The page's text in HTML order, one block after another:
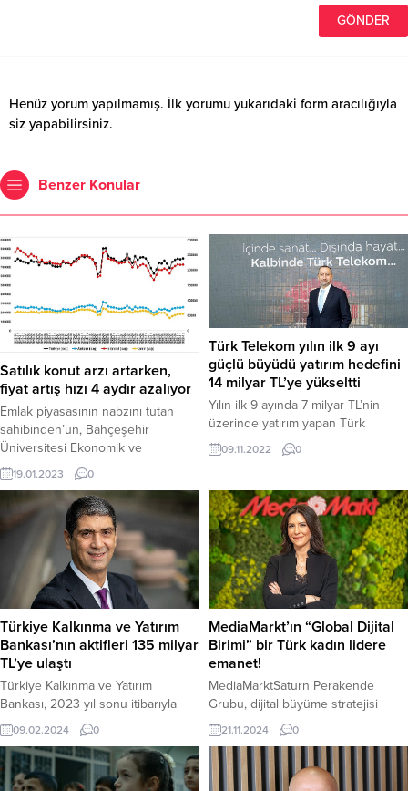
Henüz yorum yapılmamış. İlk yorumu yukarıdaki form aracılığıyla
siz yapabilirsiniz.
Benzer Konular
Satılık konut arzı artarken,
fiyat artış hızı 4 aydır azalıyor
Emlak piyasasının nabzını tutan
sahibinden’un, Bahçeşehir
Üniversitesi Ekonomik ve
Toplumsal Araştırmalar Merkezi
(BETAM) işbirliğiyle
hazırladığı“sahibindex Satılık ve
Kiralık Konut Piyasası
Görünümü” Ocak Raporu
yayınlandı. Bahçeşehir Üniversitesi
Ekonomik ve Toplumsal
Araştırmalar Merkezi (BETAM)
tarafından sahibinden’un ilan
verileri üzerinden hazırlanan
‘’sahibindex Satılık ve Kiralık Konut
Piyasası Görünümü” raporunda,
konut piyasasında yaşanan
değişimler ele...
19.01.2023 0
Türk Telekom yılın ilk 9 ayı
güçlü büyüdü yatırım hedefini
14 milyar TL’ye yükseltti
Yılın ilk 9 ayında 7 milyar TL’nin
üzerinde yatırım yapan Türk
Telekom yıl sonu yatırım hedefini
yukarı yönlü revize etti Türk
güçlü bir büyümeye imza atarak
konsolide bazda 32 milyar 755
milyon TL gelir elde etti. 2022’nin
ilk 9 ayında Türk Telekom’un net
kârı 3...
09.11.2022 0
Türkiye Kalkınma ve Yatırım
Bankası’nın aktifleri 135 milyar
TL’ye ulaştı
Türkiye Kalkınma ve Yatırım
Bankası, 2023 yıl sonu itibarıyla
aktiflerini %47,2 oranında artırarak
135 milyar TL’ye ulaştırdı. Banka yıl
sonu dönem net kârını ise 4 milyar
TL olarak açıklayarak sürdürülebilir
09.02.2024 0
MediaMarkt’ın “Global Dijital
Birimi” bir Türk kadın lidere
emanet!
MediaMarktSaturn Perakende
Grubu, dijital büyüme stratejisi
doğrultusunda Holding üst yönetim
kademesinde önemli değişiklikler
gerçekleştirdi.
21.11.2024 0